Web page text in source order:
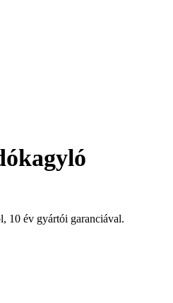
10 év gyártói garanciával.